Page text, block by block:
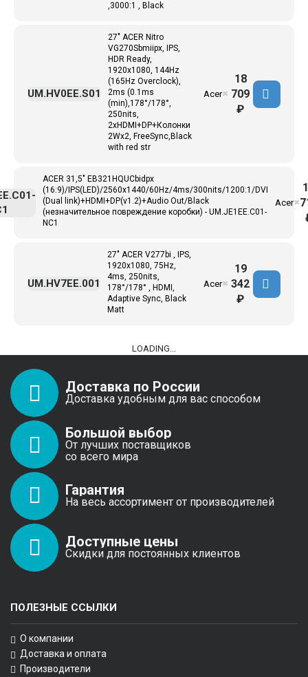
,3000:1 , Black
27" ACER Nitro
VG270Sbmiipx, IPS,
HDR Ready,
1920x1080, 144Hz
(165Hz Overclock),
2ms (0.1ms
(min),178°/178°,
250nits,
2xHDMI+DP+Колонки
2Wx2, FreeSync,Black
with red str
Acer
UM.HV0EE.S01 ✖
18
709
₽
ACER 31,5" EB321HQUCbidpx
(16:9)/IPS(LED)/2560x1440/60Hz/4ms/300nits/1200:1/DVI
(Dual link)+HDMI+DP(v1.2)+Audio Out/Black
(незначительное повреждение коробки) - UM.JE1EE.C01-
NC1
Acer✖
27" ACER V277bi , IPS,
1920x1080, 75Hz,
4ms, 250nits,
178°/178° , HDMI,
Adaptive Sync, Black
Matt
Acer
UM.HV7EE.001 ✖
19
342
₽
LOADING...
Доставка по России
Доставка удобным для вас способом
Большой выбор
От лучших поставщиков
со всего мира
Гарантия
На весь ассортимент от производителей
Доступные цены
Скидки для постоянных клиентов
ПОЛЕЗНЫЕ ССЫЛКИ
О компании
Доставка и оплата
Производители